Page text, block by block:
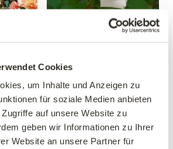
Cookies
um Inhalte und Anzeigen zu
für soziale Medien anbieten
auf unsere Website zu
geben wir Informationen zu Ihrer
Website an unsere Partner für
12,99 €
Paul II'®
Rosa 'Papst Johannes Paul
II'®
12,99 €